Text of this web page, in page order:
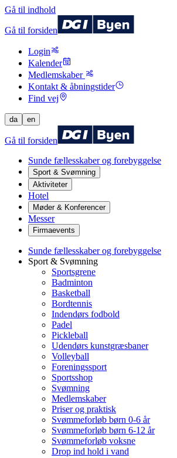
Gå til indhold
Gå til forsiden
Login
Kalender
Medlemskaber
Kontakt & åbningstider
Find vej
da en
Gå til forsiden
Sunde fællesskaber og forebyggelse
Sport & Svømning
Aktiviteter
Hotel
Møder & Konferencer
Messer
Firmaevents
Sunde fællesskaber og forebyggelse
Sport & Svømning
Sportsgrene
Badminton
Basketball
Bordtennis
Indendørs fodbold
Padel
Pickleball
Udendørs kunstgræsbaner
Volleyball
Foreningssport
Sportsshop
Svømning
Medlemskaber
Priser og praktisk
Svømmeforløb børn 0-6 år
Svømmeforløb børn 6-12 år
Svømmeforløb voksne
Drop ind hold i vand